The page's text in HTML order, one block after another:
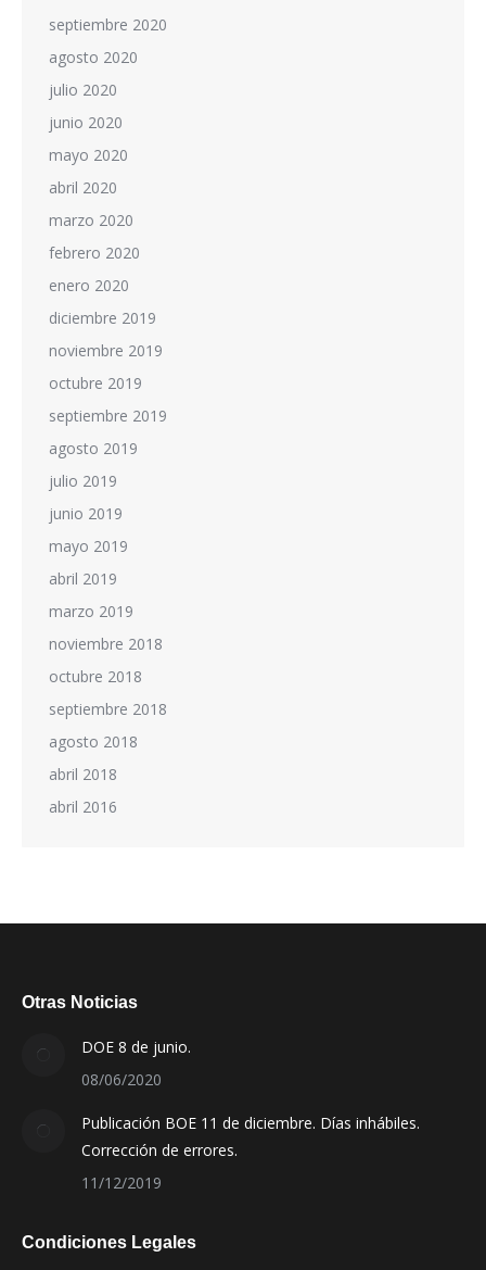
septiembre 2020
agosto 2020
julio 2020
junio 2020
mayo 2020
abril 2020
marzo 2020
febrero 2020
enero 2020
diciembre 2019
noviembre 2019
octubre 2019
septiembre 2019
agosto 2019
julio 2019
junio 2019
mayo 2019
abril 2019
marzo 2019
noviembre 2018
octubre 2018
septiembre 2018
agosto 2018
abril 2018
abril 2016
Otras Noticias
DOE 8 de junio.
08/06/2020
Publicación BOE 11 de diciembre. Días inhábiles.
Corrección de errores.
11/12/2019
Condiciones Legales